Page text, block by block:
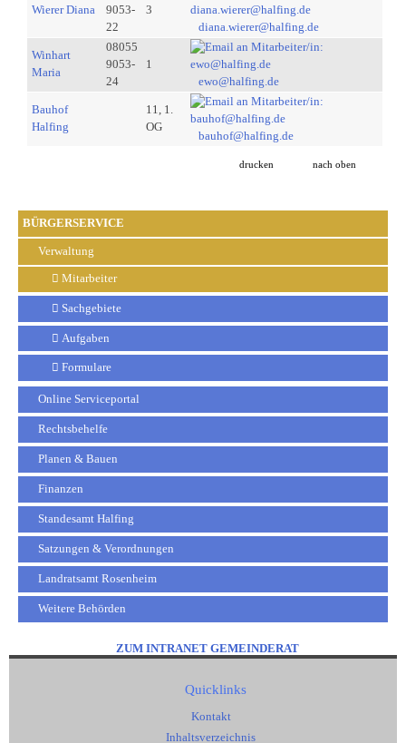
BÜRGERSERVICE
Verwaltung
Mitarbeiter
Sachgebiete
Aufgaben
Formulare
Online Serviceportal
Rechtsbehelfe
Planen & Bauen
Finanzen
Standesamt Halfing
Satzungen & Verordnungen
Landratsamt Rosenheim
Weitere Behörden
Wierer Diana
9053-
22
3
diana.wierer@halfing.de
Winhart
Maria
08055
9053-
24
1
ewo@halfing.de
Bauhof
Halfing
11, 1.
OG
bauhof@halfing.de
drucken nach oben
ZUM INTRANET GEMEINDERAT
Quicklinks
Kontakt
Inhaltsverzeichnis